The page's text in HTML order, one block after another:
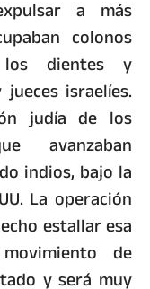
a más
colonos
los dientes y
israelíes.
judía de los
avanzaban
indios, bajo la
La operación
estallar esa
de
y será muy